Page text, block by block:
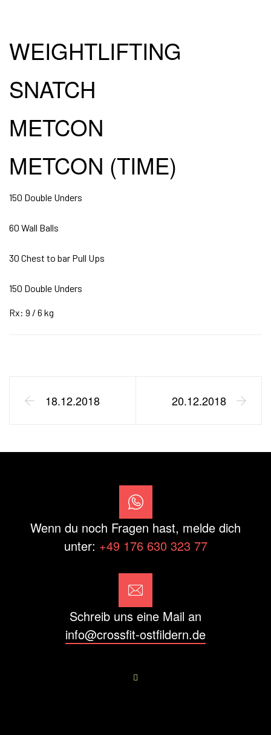
WEIGHTLIFTING
SNATCH
METCON
METCON (TIME)
150 Double Unders
60 Wall Balls
30 Chest to bar Pull Ups
150 Double Unders
Rx: 9 / 6 kg
18.12.2018 20.12.2018
Wenn du noch Fragen hast, melde dich
unter: +49 176 630 323 77
Schreib uns eine Mail an
info@crossfit-ostfildern.de